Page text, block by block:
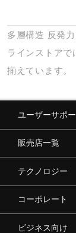
多層構造 反発力
ラインストアで
揃えています。
ユーザーサポ
販売店一覧
テクノロジー
コーポレート
ビジネス向け